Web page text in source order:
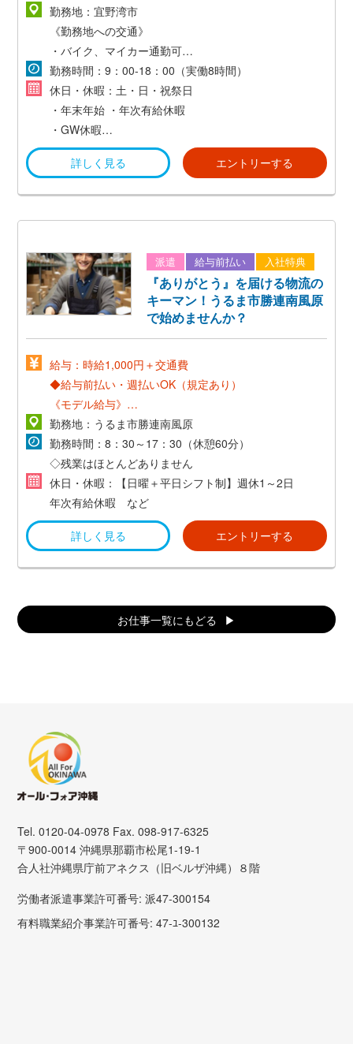
≪社員登用後≫
*想定年収：300万円〜550万円*
勤務地：宜野湾市
《勤務地への交通》
・バイク、マイカー通勤可能
・交通費支給(社内規定あり)
勤務時間：9：00-18：00（実働8時間）
休日・休暇：土・日・祝祭日
・年末年始 ・年次有給休暇
・GW休暇
など
詳しく見る
エントリーする
派遣 給与前払い 入社特典
『ありがとう』を届ける物流の
キーマン！うるま市勝連南風原
で始めませんか？
給与：時給1,000円＋交通費
◆給与前払い・週払いOK（規定あり）
《モデル給与》
時給1,000円×8H×21日+交通費＝１７万円～
勤務地：うるま市勝連南風原
勤務時間：8：30～17：30（休憩60分）
◇残業はほとんどありません
休日・休暇：【日曜＋平日シフト制】週休1～2日
年次有給休暇 など
詳しく見る エントリーする
お仕事一覧にもどる
Tel. 0120-04-0978 Fax. 098-917-6325
〒900-0014 沖縄県那覇市松尾1-19-1
合人社沖縄県庁前アネクス（旧ベルザ沖縄）８階
労働者派遣事業許可番号: 派47-300154
有料職業紹介事業許可番号: 47-ﾕ-300132